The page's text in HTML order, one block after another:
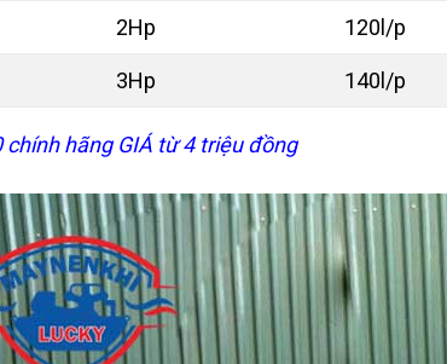
2Hp 120l/p
3Hp 140l/p
chính hãng GIÁ từ 4 triệu đồng